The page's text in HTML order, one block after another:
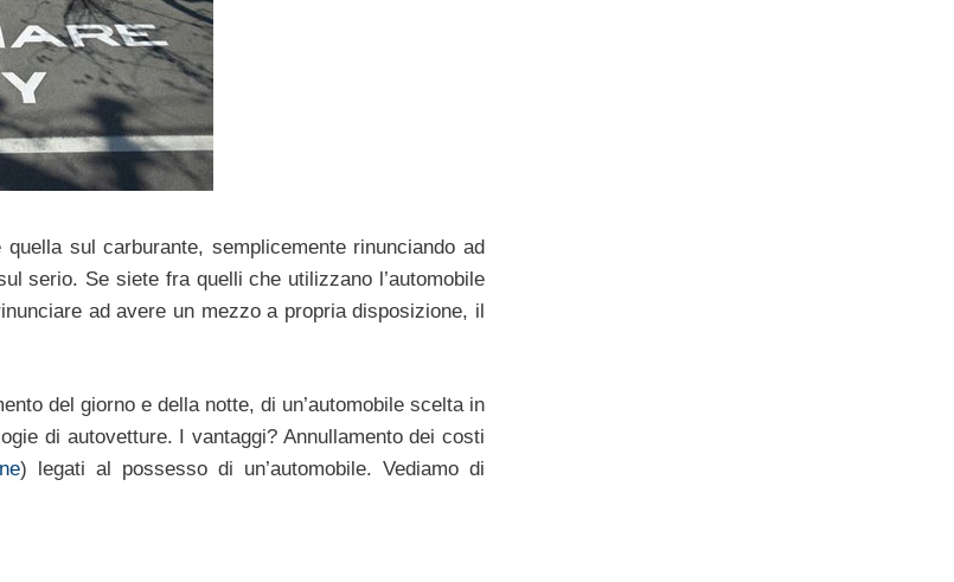
sul carburante, semplicemente rinunciando ad
serio. Se siete fra quelli che utilizzano l’automobile
ad avere un mezzo a propria disposizione, il
del giorno e della notte, di un’automobile scelta in
di autovetture. I vantaggi? Annullamento dei costi
) legati al possesso di un’automobile. Vediamo di